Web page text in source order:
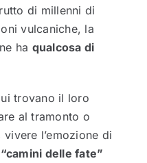
di millenni di
vulcaniche, la
ha qualcosa di
trovano il loro
al tramonto o
l’emozione di
“camini delle fate”